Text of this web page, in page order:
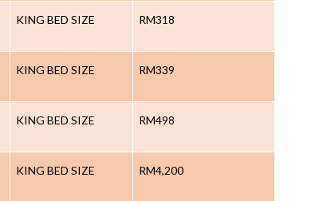
KING BED SIZE RM318
KING BED SIZE RM339
KING BED SIZE RM498
KING BED SIZE RM4,200